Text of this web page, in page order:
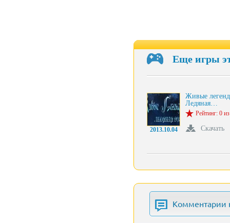
Еще игры
2013.10.04
Живые
Ледяная…
Рейтинг: 0
Скачать
Комментарии